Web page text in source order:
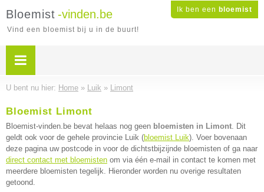
Ik ben een bloemist
Bloemist -vinden.be
Vind een bloemist bij u in de buurt!
U bent nu hier: Home » Luik » Limont
Bloemist Limont
Bloemist-vinden.be bevat helaas nog geen bloemisten in Limont. Dit
geldt ook voor de gehele provincie Luik (bloemist Luik). Voer bovenaan
deze pagina uw postcode in voor de dichtstbijzijnde bloemisten of ga naar
direct contact met bloemisten om via één e-mail in contact te komen met
meerdere bloemisten tegelijk. Hieronder worden nu overige resultaten
getoond.